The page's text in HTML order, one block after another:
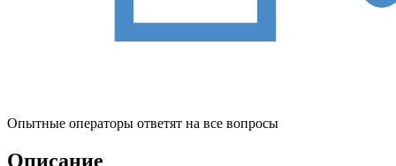
Опытные операторы ответят на все вопросы
Описание